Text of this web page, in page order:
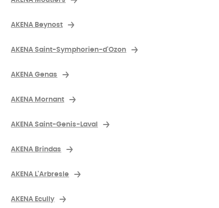
AKENA Beynost
AKENA Saint-Symphorien-d'Ozon
AKENA Genas
AKENA Mornant
AKENA Saint-Genis-Laval
AKENA Brindas
AKENA L'Arbresle
AKENA Ecully